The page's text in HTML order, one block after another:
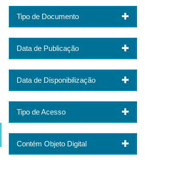
Tipo de Documento
Data de Publicação
Data de Disponibilização
Tipo de Acesso
Contém Objeto Digital